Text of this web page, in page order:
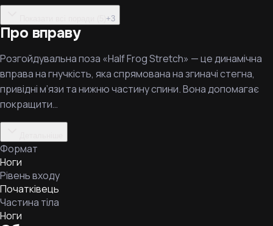
+3
Про вправу
Розгойдувальна поза «Half Frog Stretch» — це динамічна
вправа на гнучкість, яка спрямована на згиначі стегна,
привідні м’язи та нижню частину спини. Вона допомагає
покращити…
Формат
Ноги
Рівень входу
Початківець
Частина тіла
Ноги